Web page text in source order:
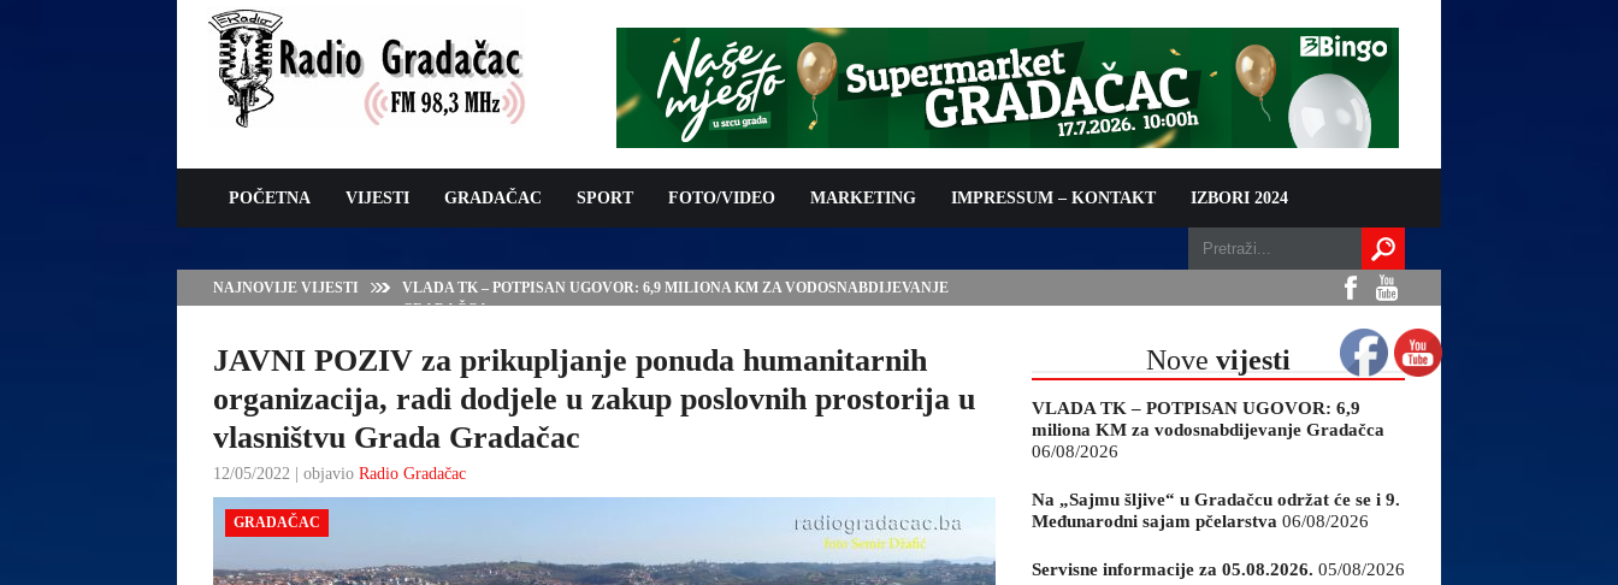
POČETNA VIJESTI GRADAČAC SPORT FOTO/VIDEO MARKETING IMPRESSUM – KONTAKT IZBORI 2024
NAJNOVIJE VIJESTI
VLADA TK – POTPISAN UGOVOR: 6,9 MILIONA KM ZA VODOSNABDIJEVANJE
GRADAČCA
JAVNI POZIV za prikupljanje ponuda humanitarnih
organizacija, radi dodjele u zakup poslovnih prostorija u
vlasništvu Grada Gradačac
12/05/2022 | objavio Radio Gradačac
GRADAČAC
Nove vijesti
VLADA TK – POTPISAN UGOVOR: 6,9
miliona KM za vodosnabdijevanje Gradačca
06/08/2026
Na „Sajmu šljive“ u Gradačcu održat će se i 9.
Međunarodni sajam pčelarstva 06/08/2026
Servisne informacije za 05.08.2026. 05/08/2026